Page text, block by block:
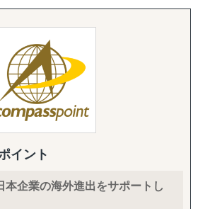
で実績が多く、特にニーズの高い支
イン）｜海外進出 現地顧問サービ
いもの"を、現地のリアルで答え合
出伴走サポート』
ポートを実施しています。２０２２
伸びの著しい石垣市に八重山事務所
中国・香港・ベトナム・タイ・マ
ル・インドネシア・オーストラリ
・イギリス・ドイツ・ブラジル各国
ントを配置し、アメリカ合衆国・イ
いますので、現地でも情報収集、視
幅広く皆様の海外展開とインバウン
ります。
イント
企業の海外進出をサポートし